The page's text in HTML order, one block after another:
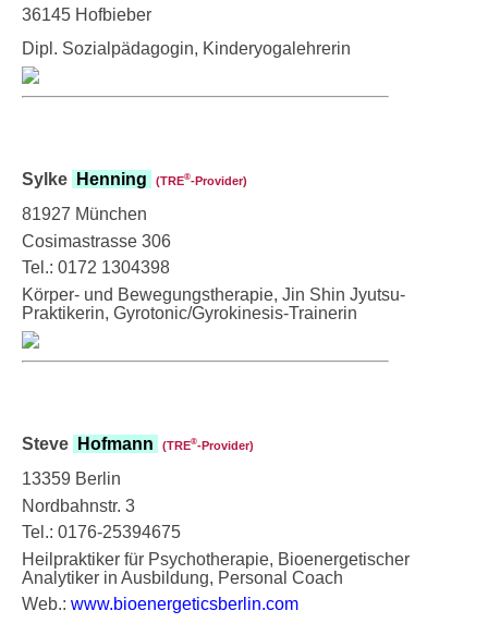
36145 Hofbieber
Dipl. Sozialpädagogin, Kinderyogalehrerin
Sylke Henning (TRE®‑Provider)
81927 München
Cosimastrasse 306
Tel.: 0172 1304398
Körper- und Bewegungstherapie, Jin Shin Jyutsu-
Praktikerin, Gyrotonic/Gyrokinesis-Trainerin
Steve Hofmann (TRE®‑Provider)
13359 Berlin
Nordbahnstr. 3
Tel.: 0176-25394675
Heilpraktiker für Psychotherapie, Bioenergetischer
Analytiker in Ausbildung, Personal Coach
Web.: www.bioenergeticsberlin.com